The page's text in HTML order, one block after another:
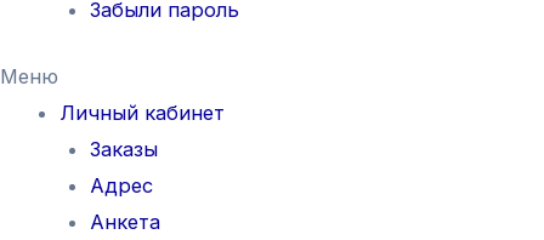
Забыли пароль
Меню
Личный кабинет
Заказы
Адрес
Анкета